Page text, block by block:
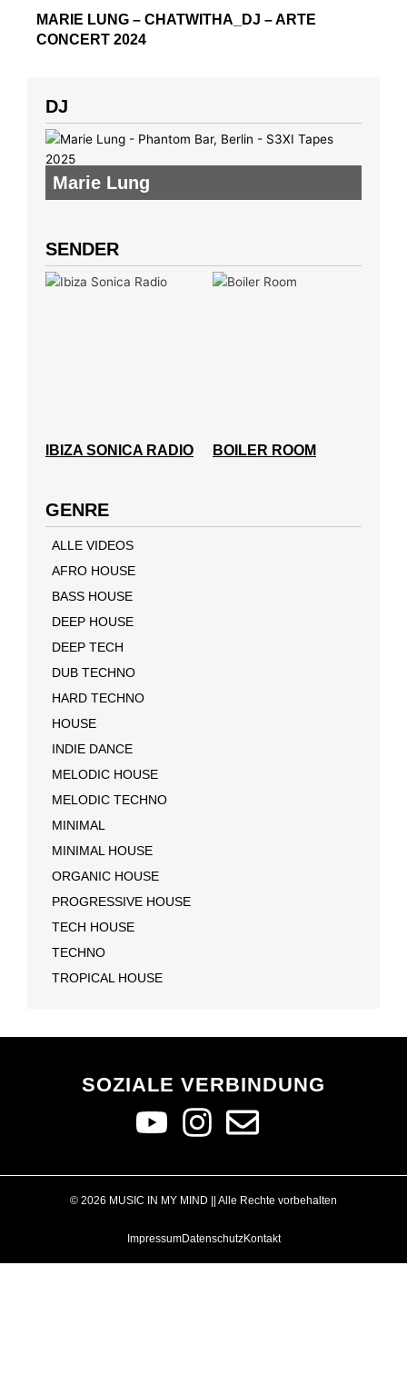
MARIE LUNG – CHATWITHA_DJ – ARTE
CONCERT 2024
DJ
Marie Lung
SENDER
IBIZA SONICA RADIO BOILER ROOM
GENRE
ALLE VIDEOS
AFRO HOUSE
BASS HOUSE
DEEP HOUSE
DEEP TECH
DUB TECHNO
HARD TECHNO
HOUSE
INDIE DANCE
MELODIC HOUSE
MELODIC TECHNO
MINIMAL
MINIMAL HOUSE
ORGANIC HOUSE
PROGRESSIVE HOUSE
TECH HOUSE
TECHNO
TROPICAL HOUSE
SOZIALE VERBINDUNG
© 2026 MUSIC IN MY MIND || Alle Rechte vorbehalten
ImpressumDatenschutzKontakt